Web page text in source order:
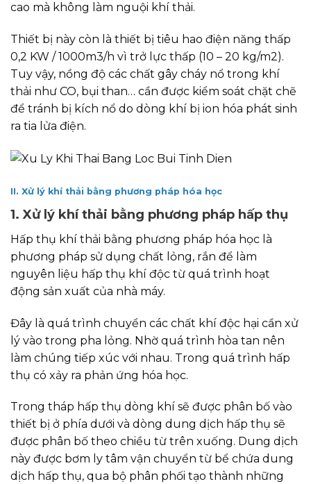
cao mà không làm nguội khí thải.
Thiết bị này còn là thiết bị tiêu hao điện năng thấp
0,2 KW / 1000m3/h vì trở lực thấp (10 – 20 kg/m2).
Tuy vậy, nồng độ các chất gây cháy nổ trong khí
thải như CO, bụi than… cần được kiểm soát chặt chẽ
để tránh bị kích nổ do dòng khí bị ion hóa phát sinh
ra tia lửa điện.
II. Xử lý khí thải bằng phương pháp hóa học
1. Xử lý khí thải bằng phương pháp hấp thụ
Hấp thụ khí thải bằng phương pháp hóa học là
phương pháp sử dụng chất lỏng, rắn để làm
nguyên liệu hấp thụ khí độc từ quá trình hoạt
động sản xuất của nhà máy.
Đây là quá trình chuyển các chất khí độc hại cần xử
lý vào trong pha lỏng. Nhờ quá trình hòa tan nên
làm chúng tiếp xúc với nhau. Trong quá trình hấp
thụ có xảy ra phản ứng hóa học.
Trong tháp hấp thụ dòng khí sẽ được phân bố vào
thiết bị ở phía dưới và dòng dung dịch hấp thụ sẽ
được phân bố theo chiều từ trên xuống. Dung dịch
này được bơm ly tâm vận chuyển từ bể chứa dung
dịch hấp thụ, qua bộ phân phối tạo thành những